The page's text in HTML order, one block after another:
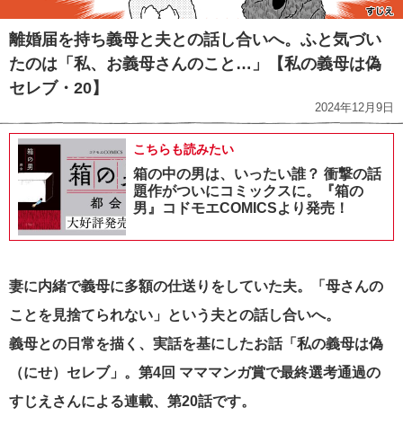
離婚届を持ち義母と夫との話し合いへ。ふと気づい
たのは「私、お義母さんのこと…」【私の義母は偽
セレブ・20】
2024年12月9日
こちらも読みたい
箱の中の男は、いったい誰？ 衝撃の話
題作がついにコミックスに。『箱の
男』コドモエCOMICSより発売！
妻に内緒で義母に多額の仕送りをしていた夫。「母さんの
ことを見捨てられない」という夫との話し合いへ。
義母との日常を描く、実話を基にしたお話「私の義母は偽
（にせ）セレブ」。第4回 マママンガ賞で最終選考通過の
すじえさんによる連載、第20話です。